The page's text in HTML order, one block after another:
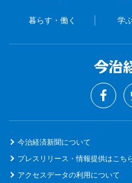
暮らす・働く 学
今治経済新聞について
プレスリリース・情報提供はこち
アクセスデータの利用について